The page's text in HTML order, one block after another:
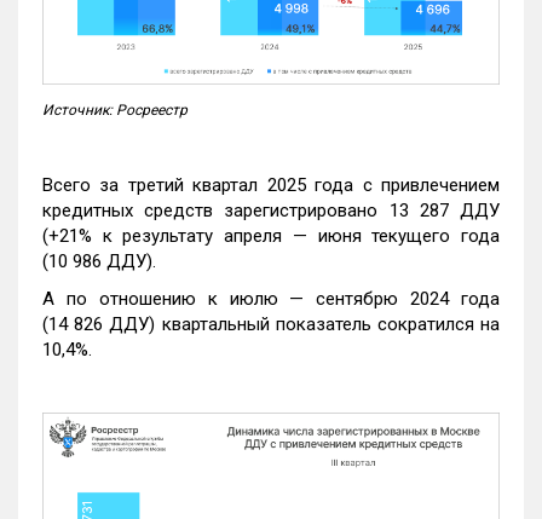
Источник: Росреестр
Всего за третий квартал 2025 года с привлечением
кредитных средств зарегистрировано 13 287 ДДУ
(+21% к результату апреля — июня текущего года
(10 986 ДДУ).
А по отношению к июлю — сентябрю 2024 года
(14 826 ДДУ) квартальный показатель сократился на
10,4%.